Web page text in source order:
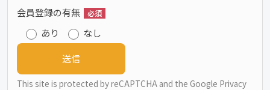
会員登録の有無 必須
あり なし
This site is protected by reCAPTCHA and the Google Privacy